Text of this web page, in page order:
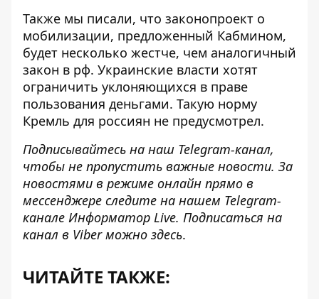
Также мы писали, что законопроект о
мобилизации, предложенный Кабмином,
будет несколько жестче, чем аналогичный
закон в рф. Украинские власти хотят
ограничить уклоняющихся в праве
пользования деньгами. Такую норму
Кремль для россиян не предусмотрел.
Подписывайтесь на наш Telegram-канал,
чтобы не пропустить важные новости. За
новостями в режиме онлайн прямо в
мессенджере следите на нашем Telegram-
канале Информатор Live. Подписаться на
канал в Viber можно здесь.
ЧИТАЙТЕ ТАКЖЕ: